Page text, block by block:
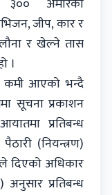
३०० अमेरिकी
जीप, कार र
र खेल्ने तास
।
कमी आएको भन्दै
सूचना प्रकाशन
प्रतिबन्ध
(नियन्त्रण)
दिएको अधिकार
प्रतिबन्ध